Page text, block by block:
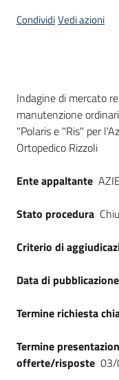
CondividiVedi azioni
Dati del bando
Indagine di mercato
manutenzione
"Polaris e "Ris" per
Ortopedico Rizzoli
Ente appaltante
Stato procedura
Criterio di
Data di
Termine richiesta
Termine
offerte/risposte